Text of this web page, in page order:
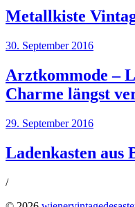
Metallkiste
30. September 2016
Arztkommode –
Charme längst
29. September 2016
Ladenkasten aus
/